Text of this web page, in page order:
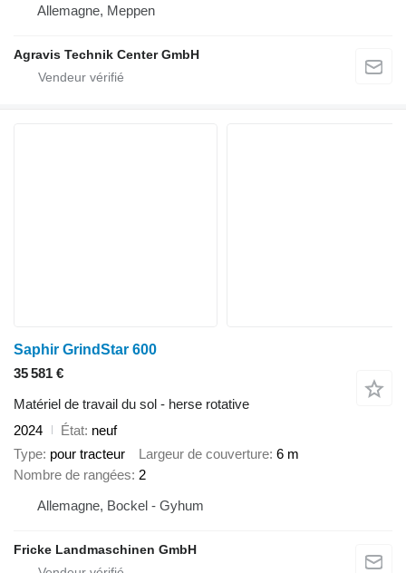
Allemagne, Meppen
Agravis Technik Center GmbH
Saphir GrindStar 600
35 581 €
Matériel de travail du sol - herse rotative
2024
État neuf
Type pour tracteur Largeur de couverture 6 m
Nombre de rangées 2
Allemagne, Bockel - Gyhum
Fricke Landmaschinen GmbH